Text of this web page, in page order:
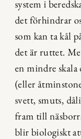
system i
det förhindrar
som kan ta kål
det är ruttet.
en mindre
(eller
svett, smuts,
fram till
blir biologiskt